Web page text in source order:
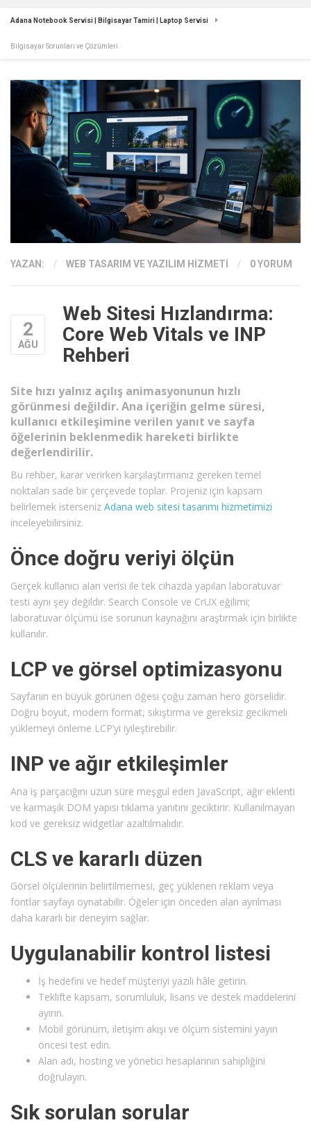
Adana Notebook Servisi | Bilgisayar Tamiri | Laptop Servisi
Bilgisayar Sorunları ve Çözümleri
YAZAN: / WEB TASARIM VE YAZILIM HIZMETI / 0 YORUM
2
AĞU
Web Sitesi Hızlandırma:
Core Web Vitals ve INP
Rehberi
Site hızı yalnız açılış animasyonunun hızlı
görünmesi değildir. Ana içeriğin gelme süresi,
kullanıcı etkileşimine verilen yanıt ve sayfa
öğelerinin beklenmedik hareketi birlikte
değerlendirilir.
Bu rehber, karar verirken karşılaştırmanız gereken temel
noktaları sade bir çerçevede toplar. Projeniz için kapsam
belirlemek isterseniz Adana web sitesi tasarımı hizmetimizi
inceleyebilirsiniz.
Önce doğru veriyi ölçün
Gerçek kullanıcı alan verisi ile tek cihazda yapılan laboratuvar
testi aynı şey değildir. Search Console ve CrUX eğilimi;
laboratuvar ölçümü ise sorunun kaynağını araştırmak için birlikte
kullanılır.
LCP ve görsel optimizasyonu
Sayfanın en büyük görünen öğesi çoğu zaman hero görselidir.
Doğru boyut, modern format, sıkıştırma ve gereksiz gecikmeli
yüklemeyi önleme LCP’yi iyileştirebilir.
INP ve ağır etkileşimler
Ana iş parçacığını uzun süre meşgul eden JavaScript, ağır eklenti
ve karmaşık DOM yapısı tıklama yanıtını geciktirir. Kullanılmayan
kod ve gereksiz widgetlar azaltılmalıdır.
CLS ve kararlı düzen
Görsel ölçülerinin belirtilmemesi, geç yüklenen reklam veya
fontlar sayfayı oynatabilir. Öğeler için önceden alan ayrılması
daha kararlı bir deneyim sağlar.
Uygulanabilir kontrol listesi
İş hedefini ve hedef müşteriyi yazılı hâle getirin.
Teklifte kapsam, sorumluluk, lisans ve destek maddelerini
ayırın.
Mobil görünüm, iletişim akışı ve ölçüm sistemini yayın
öncesi test edin.
Alan adı, hosting ve yönetici hesaplarının sahipliğini
doğrulayın.
Sık sorulan sorular